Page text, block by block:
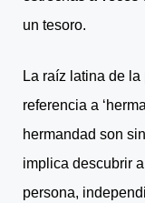
un tesoro.
La raíz latina de la
referencia a
hermandad son
implica descubrir
persona,